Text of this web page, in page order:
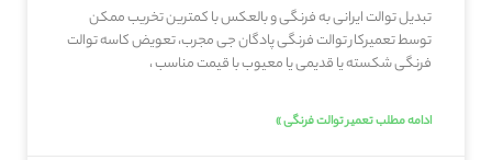
تبدیل توالت ایرانی به فرنگی و بالعکس با کمترین تخریب ممکن
توسط تعمیرکار توالت فرنگی پادگان جی مجرب، تعویض کاسه توالت
فرنگی شکسته یا قدیمی یا معیوب با قیمت مناسب ،
ادامه مطلب تعمیر توالت فرنگی »